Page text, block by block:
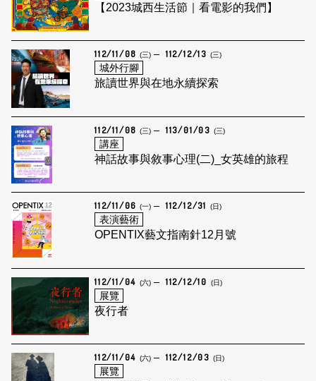
【2023城西生活節｜看電影的我們】
112/11/08 (三) 112/12/13 (三)
城外行腳
旅讀世界與在地永續探索
112/11/08 (三) 113/01/03 (三)
講座
神話故事與敘事心理(二)_女英雄的旅程
112/11/06 (一) 112/12/31 (日)
表演藝術
OPENTIX藝文指南針12月號
112/11/04 (六) 112/12/10 (日)
展覽
夜行者
112/11/04 (六) 112/12/03 (日)
展覽